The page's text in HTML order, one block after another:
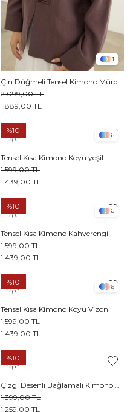
1
1.889,00 TL
2.099,00 TL
6
Tensel Kısa Kimono Koyu yeşil
1.439,00 TL
1.599,00 TL
%10
6
Tensel Kısa Kimono Kahverengi
1.439,00 TL
1.599,00 TL
%10
6
Tensel Kısa Kimono Koyu Vizon
1.439,00 TL
1.599,00 TL
%10
1.259,00 TL
1.399,00 TL
%10